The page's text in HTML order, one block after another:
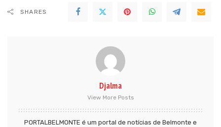
SHARES
Djalma
View More Posts
PORTALBELMONTE é um portal de notícias de Belmonte e